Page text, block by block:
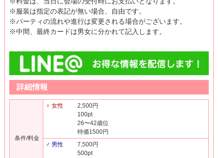
※服装は指定の表記が無い場合、自由です。
※パーティの流れや進行は変更される場合がございます。
※中間、最終カードは男女に分かれて記入します。
詳細情報
条件/料金
♀ 女性
2,500円
100pt
26〜42歳位
特価1500円
♂ 男性
7,500円
500pt